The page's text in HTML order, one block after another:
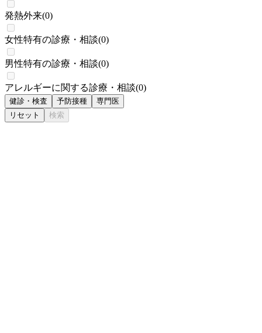
発熱外来(0)
女性特有の診療・相談(0)
男性特有の診療・相談(0)
アレルギーに関する診療・相談(0)
健診・検査 予防接種
専門医
リセット
検索